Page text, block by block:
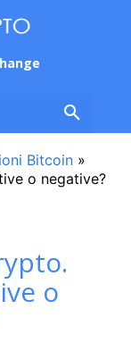
Bitcoin »
o negative?
o